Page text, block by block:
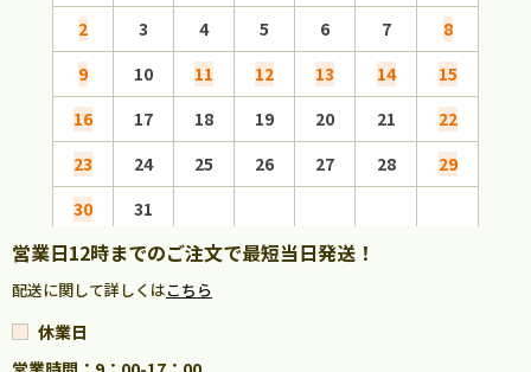
2
3 4 5 6 7
8
9
10 11 12 13 14
15
16
17 18 19 20 21
22
23
24 25 26 27 28
29
30
31
営業日12時までのご注文で最短当日発送！
配送に関して詳しくはこちら
休業日